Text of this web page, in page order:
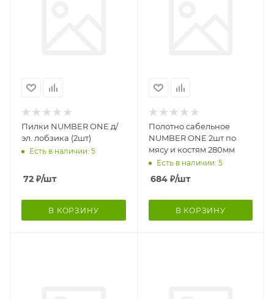
Пилки NUMBER ONE д/
эл. лобзика (2шт)
Есть в наличии: 5
72 ₽/шт
В КОРЗИНУ
Полотно сабельное
NUMBER ONE 2шт по
мясу и костям 280мм
Есть в наличии: 5
684₽/шт
В КОРЗИНУ